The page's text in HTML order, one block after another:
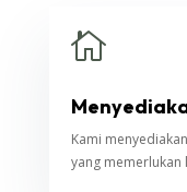

Kami
yang memerlukan